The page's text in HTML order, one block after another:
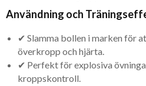
Användning och
✔ Slamma bollen i marken för
överkropp och hjärta.
✔ Perfekt för explosiva
kroppskontroll.